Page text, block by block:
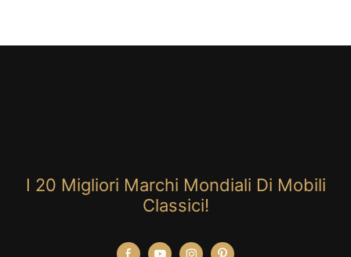
I 20 Migliori Marchi Mondiali Di Mobili
Classici!